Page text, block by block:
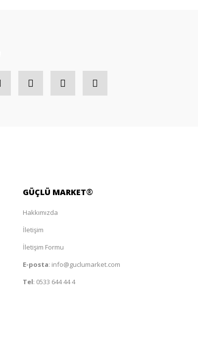
GÜÇLÜ MARKET®
Hakkımızda
İletişim
İletişim Formu
E-posta: info@guclumarket.com
Tel: 0533 644 44 4